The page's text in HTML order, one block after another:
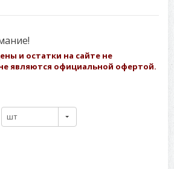
и остатки на сайте не
являются официальной офертой.
шт